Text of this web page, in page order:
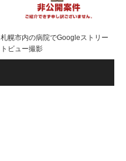
札幌市内の病院でGoogleストリー
トビュー撮影